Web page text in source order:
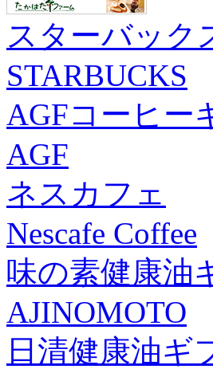
スターバック
STARBUCKS
AGFコーヒー
AGF
ネスカフェ
Nescafe Coffee
味の素健康油
AJINOMOTO
日清健康油ギ